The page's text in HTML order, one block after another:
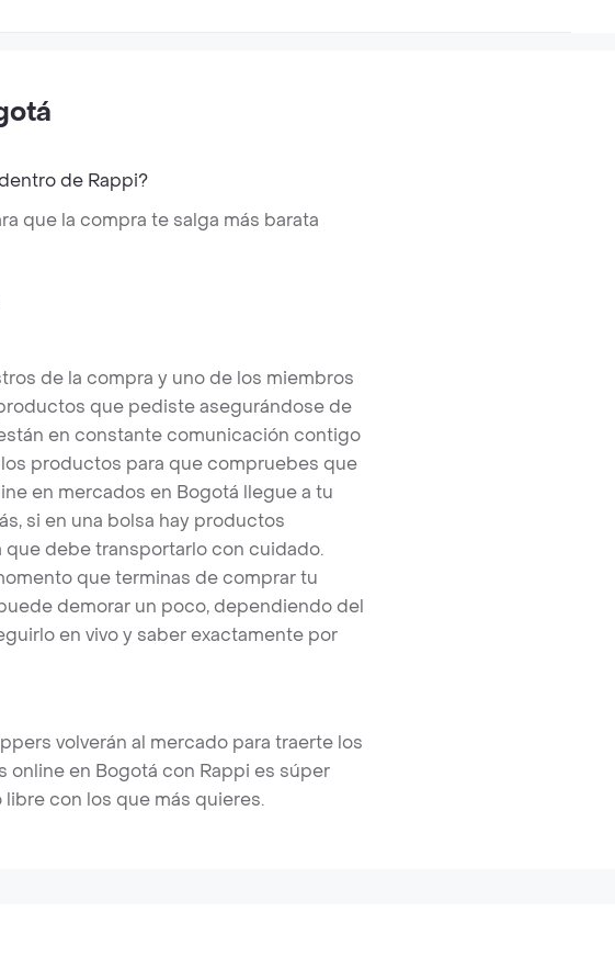
de Rappi?
que la compra te salga más barata
de la compra y uno de los miembros
que pediste asegurándose de
en constante comunicación contigo
productos para que compruebes que
en mercados en Bogotá llegue a tu
si en una bolsa hay productos
debe transportarlo con cuidado.
que terminas de comprar tu
demorar un poco, dependiendo del
en vivo y saber exactamente por
volverán al mercado para traerte los
en Bogotá con Rappi es súper
con los que más quieres.